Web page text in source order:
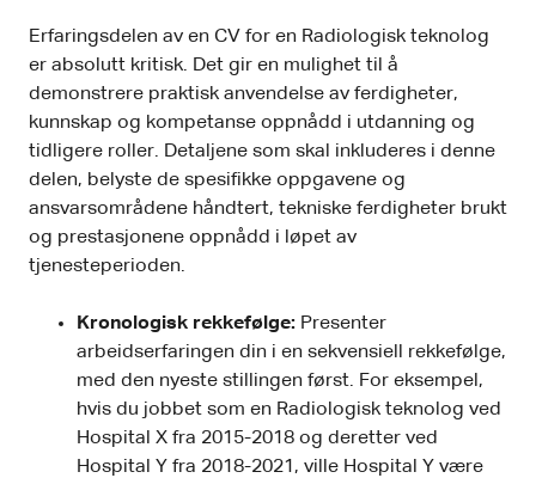
Erfaringsdelen av en CV for en Radiologisk teknolog
er absolutt kritisk. Det gir en mulighet til å
demonstrere praktisk anvendelse av ferdigheter,
kunnskap og kompetanse oppnådd i utdanning og
tidligere roller. Detaljene som skal inkluderes i denne
delen, belyste de spesifikke oppgavene og
ansvarsområdene håndtert, tekniske ferdigheter brukt
og prestasjonene oppnådd i løpet av
tjenesteperioden.
Kronologisk rekkefølge: Presenter
arbeidserfaringen din i en sekvensiell rekkefølge,
med den nyeste stillingen først. For eksempel,
hvis du jobbet som en Radiologisk teknolog ved
Hospital X fra 2015-2018 og deretter ved
Hospital Y fra 2018-2021, ville Hospital Y være